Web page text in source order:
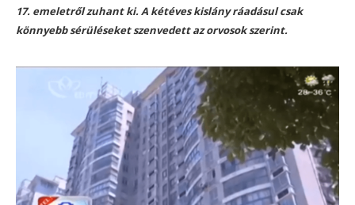
17. emeletről zuhant ki. A kétéves kislány ráadásul csak
könnyebb sérüléseket szenvedett az orvosok szerint.